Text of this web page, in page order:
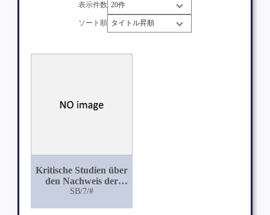
表示件数
ソート順
Kritische Studien über
den Nachweis der
Cyanverbindungen in
SB/7/#